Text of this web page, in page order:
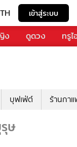
TH เข้าสู่ระบบ
ง ดูดวง ทรู
บุฟเฟ่ต์ ร้านกา
ษ